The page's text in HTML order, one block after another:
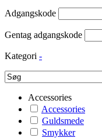
Adgangskode
Gentag adgangskode
Kategori -
Accessories
Accessories
Guldsmede
Smykker